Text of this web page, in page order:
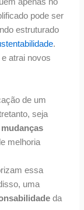
apenas no
pode ser
estruturado
.
atrai novos
de um
seja
mudanças
melhoria
essa
uma
da